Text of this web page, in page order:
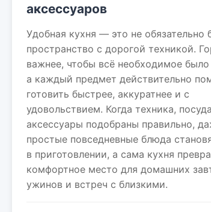
аксессуаров
Удобная кухня — это не обязательно
пространство с дорогой техникой.
важнее, чтобы всё необходимое
а каждый предмет действительно
готовить быстрее, аккуратнее и с
удовольствием. Когда техника,
аксессуары подобраны правильно,
простые повседневные блюда
в приготовлении, а сама кухня
комфортное место для домашних
ужинов и встреч с близкими.